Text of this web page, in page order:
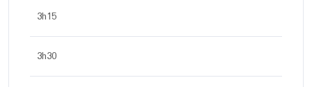
3h15
3h30